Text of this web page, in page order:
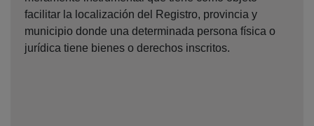
facilitar la localización del Registro, provincia y
municipio donde una determinada persona física o
jurídica tiene bienes o derechos inscritos.